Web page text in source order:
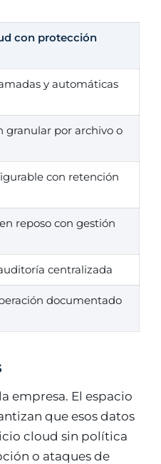
con protección
y automáticas
granular por archivo o
con retención
reposo con gestión
centralizada
documentado
empresa. El espacio
que esos datos
cloud sin política
o ataques de